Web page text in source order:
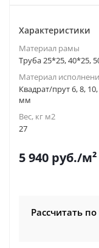
Характеристики
Материал рамы
Труба 25*25, 40*25,
Материал
Квадрат/прут 6, 8,
мм
Вес, кг м2
27
5 940 руб./м²
Рассчитать